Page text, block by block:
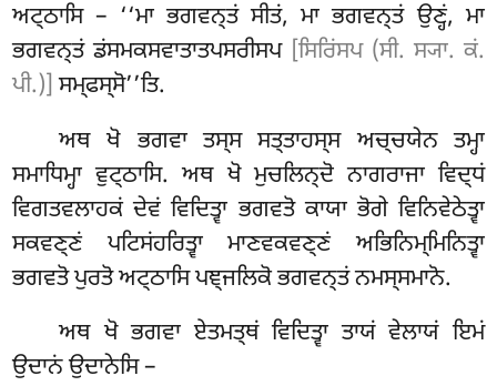
ਅਟ੍ਠਾਸਿ – ‘‘ਮਾ ਭਗਵਨ੍ਤਂ ਸੀਤਂ, ਮਾ ਭਗਵਨ੍ਤਂ ਉਣ੍ਹਂ, ਮਾ
ਭਗਵਨ੍ਤਂ ਡਂਸਮਕਸਵਾਤਾਤਪਸਰੀਸਪ [ਸਿਰਿਂਸਪ (ਸੀ. ਸ੍ਯਾ. ਕਂ.
ਪੀ.)] ਸਮ੍ਫਸ੍ਸੋ’’ਤਿ.
ਅਥ ਖੋ ਭਗਵਾ ਤਸ੍ਸ ਸਤ੍ਤਾਹਸ੍ਸ ਅਚ੍ਚਯੇਨ ਤਮ੍ਹਾ
ਸਮਾਧਿਮ੍ਹਾ ਵੁਟ੍ਠਾਸਿ. ਅਥ ਖੋ ਮੁਚਲਿਨ੍ਦੋ ਨਾਗਰਾਜਾ ਵਿਦ੍ਧਂ
ਵਿਗਤਵਲਾਹਕਂ ਦੇਵਂ ਵਿਦਿਤ੍ਵਾ ਭਗਵਤੋ ਕਾਯਾ ਭੋਗੇ ਵਿਨਿਵੇਠੇਤ੍ਵਾ
ਸਕਵਣ੍ਣਂ ਪਟਿਸਂਹਰਿਤ੍ਵਾ ਮਾਣਵਕਵਣ੍ਣਂ ਅਭਿਨਿਮ੍ਮਿਨਿਤ੍ਵਾ
ਭਗਵਤੋ ਪੁਰਤੋ ਅਟ੍ਠਾਸਿ ਪਞ੍ਜਲਿਕੋ ਭਗਵਨ੍ਤਂ ਨਮਸ੍ਸਮਾਨੋ.
ਅਥਖੋ ਭਗਵਾ ਏਤਮਤ੍ਥਂ ਵਿਦਿਤ੍ਵਾ ਤਾਯਂ ਵੇਲਾਯਂ ਇਮਂ
ਉਦਾਨਂ ਉਦਾਨੇਸਿ –